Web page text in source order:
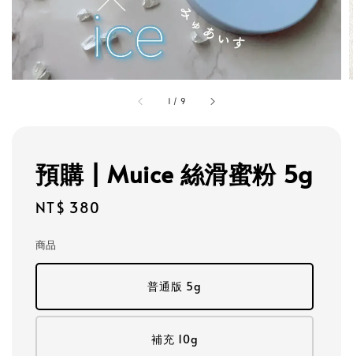
1 / 9
預購 | Muice 絲滑蜜粉 5g
Regular
NT$ 380
商品
普通版 5g
補充 10g